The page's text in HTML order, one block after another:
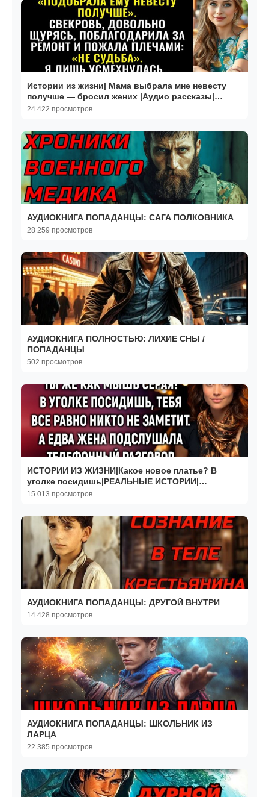
Истории из жизни| Мама выбрала мне невесту
получше — бросил жених |Аудио рассказы|
Жизненные истории
24 422 просмотров
АУДИОКНИГА ПОПАДАНЦЫ: САГА ПОЛКОВНИКА
28 259 просмотров
АУДИОКНИГА ПОЛНОСТЬЮ: ЛИХИЕ СНЫ /
ПОПАДАНЦЫ
502 просмотров
ИСТОРИИ ИЗ ЖИЗНИ|Какое новое платье? В
уголке посидишь|РЕАЛЬНЫЕ ИСТОРИИ|
ЖИЗНЕННЫЕ ИСТОРИИ
15 013 просмотров
АУДИОКНИГА ПОПАДАНЦЫ: ДРУГОЙ ВНУТРИ
14 428 просмотров
АУДИОКНИГА ПОПАДАНЦЫ: ШКОЛЬНИК ИЗ
ЛАРЦА
22 385 просмотров